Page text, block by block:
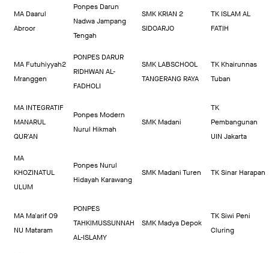
MA Daarul
Abroor
Ponpes Darun
Nadwa Jampang
Tengah
SMK KRIAN 2
SIDOARJO
TK ISLAM AL
FATIH
MA Futuhiyyah2
Mranggen
PONPES DARUR
RIDHWAN AL-
FADHOLI
SMK LABSCHOOL
TANGERANG RAYA
TK Khairunnas
Tuban
MA INTEGRATIF
MANARUL
QUR'AN
Ponpes Modern
Nurul Hikmah
SMK Madani
TK
Pembangunan
UIN Jakarta
MA
KHOZINATUL
ULUM
Ponpes Nurul
Hidayah Karawang
SMK Madani Turen TK Sinar Harapan
MA Ma'arif 09
NU Mataram
PONPES
TAHKIMUSSUNNAH
AL-ISLAMY
SMK Madya Depok
TK Siwi Peni
Cluring